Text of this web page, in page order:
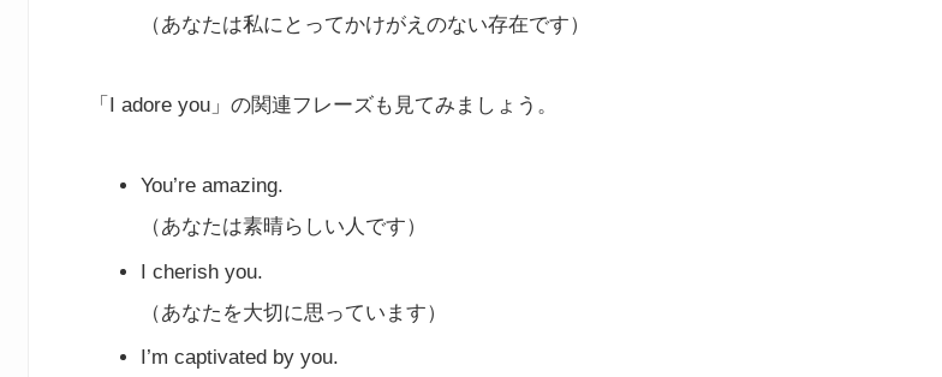
（あなたは私にとってかけがえのない存在です）
「I adore you」の関連フレーズも見てみましょう。
You’re amazing.
（あなたは素晴らしい人です）
I cherish you.
（あなたを大切に思っています）
I’m captivated by you.